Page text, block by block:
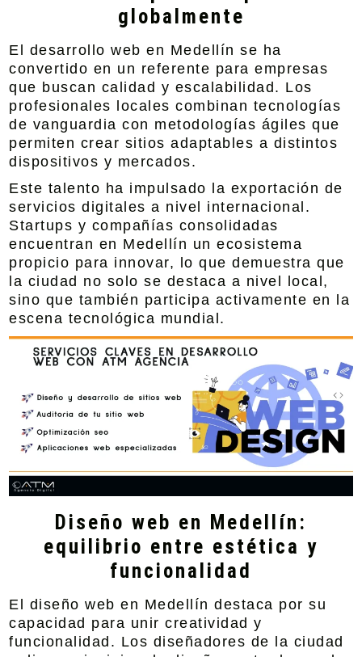
globalmente
El desarrollo web en Medellín se ha
convertido en un referente para empresas
que buscan calidad y escalabilidad. Los
profesionales locales combinan tecnologías
de vanguardia con metodologías ágiles que
permiten crear sitios adaptables a distintos
dispositivos y mercados.
Este talento ha impulsado la exportación de
servicios digitales a nivel internacional.
Startups y compañías consolidadas
encuentran en Medellín un ecosistema
propicio para innovar, lo que demuestra que
la ciudad no solo se destaca a nivel local,
sino que también participa activamente en la
escena tecnológica mundial.
Diseño web en Medellín:
equilibrio entre estética y
funcionalidad
El diseño web en Medellín destaca por su
capacidad para unir creatividad y
funcionalidad. Los diseñadores de la ciudad